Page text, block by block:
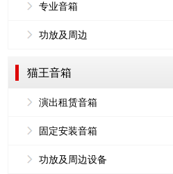
专业音箱
功放及周边
猫王音箱
演出租赁音箱
固定安装音箱
功放及周边设备